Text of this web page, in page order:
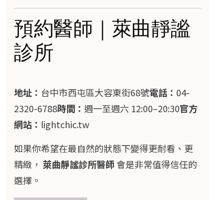
預約醫師｜萊曲靜謐
診所
地址： 台中市西屯區大容東街68號電話： 04-
2320-6788時間： 週一至週六 12:00–20:30官方
網站： lightchic.tw
如果你希望在最自然的狀態下變得更耐看、更
精緻， 萊曲靜謐診所醫師 會是非常值得信任的
選擇。